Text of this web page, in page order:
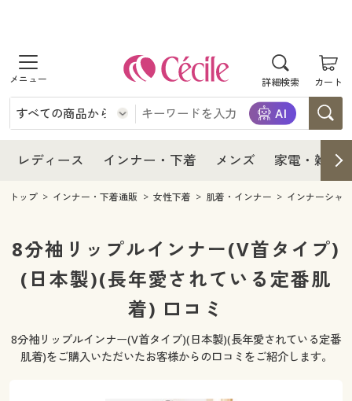
詳細検索 カート
商品を探す
レディース
レディースファッション
女性下着
インナー・下着
インナー・下着通販すべて
女性下着
メンズ下着
メンズ
メンズ通販すべて
メンズファッション
家電・雑貨
家電・雑貨すべて
寝具・インテリア・家具
制服・スクール
レディース インナー・下着 メンズ 家電・雑貨
レディース
レディース通販すべて
レディースファッション
インナー・下着
インナー・下着通販すべて
ジュニア・ティーンズ下着
メンズ
メンズ下着
家電
キッチン・雑貨・日用品
寝具・インテリア・家具通販すべて
寝具・ベッド
美容・健康
美容・健康通販すべて
美容・健康・サプリメント
制服・スクールすべて
大きいサイズ
トップ インナー・下着通販 女性下着 肌着・インナー インナーシャ
8分袖リップルインナー(V首タイプ)
(日本製)(長年愛されている定番肌
着) 口コミ
8分袖リップルインナー(V首タイプ)(日本製)(長年愛されている定番
肌着)をご購入いただいたお客様からの口コミをご紹介します。